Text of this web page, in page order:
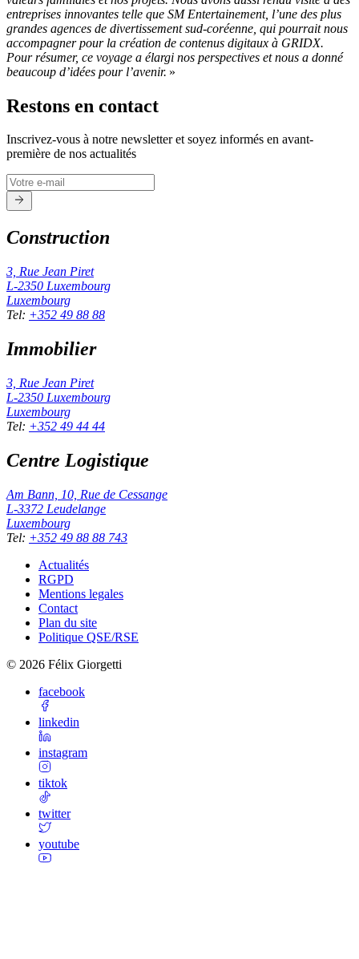
entreprises innovantes telle que SM Entertainement, l’une des plus
grandes agences de divertissement sud-coréenne, qui pourrait nous
accompagner pour la création de contenus digitaux à GRIDX.
Pour résumer, ce voyage a élargi nos perspectives et nous a donné
beaucoup d’idées pour l’avenir. »
Restons en contact
Inscrivez-vous à notre newsletter et soyez informés en avant-
première de nos actualités
Construction
3, Rue Jean Piret
L-2350 Luxembourg
Luxembourg
Tel: +352 49 88 88
Immobilier
3, Rue Jean Piret
L-2350 Luxembourg
Luxembourg
Tel: +352 49 44 44
Centre Logistique
Am Bann, 10, Rue de Cessange
L-3372 Leudelange
Luxembourg
Tel: +352 49 88 88 743
Actualités
RGPD
Mentions legales
Contact
Plan du site
Politique QSE/RSE
© 2026 Félix Giorgetti
facebook
linkedin
instagram
tiktok
twitter
youtube